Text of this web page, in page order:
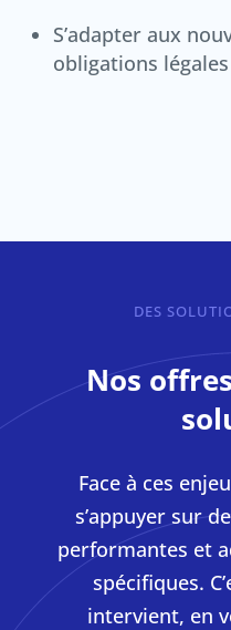
S’adapter aux
obligations
DES
Nos
Face à ces
s’appuyer sur
performantes et
spécifiques.
intervient, en